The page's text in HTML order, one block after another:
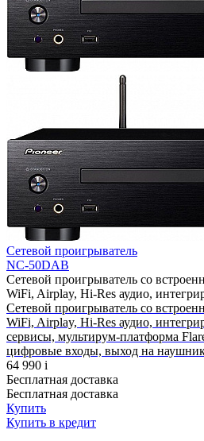
Сетевой проигрыватель
NC-50DAB
Сетевой проигрыватель со
WiFi, Airplay, Hi-Res аудио,
Сетевой проигрыватель со
WiFi, Airplay, Hi-Res аудио,
сервисы, мультирум-платформа
цифровые входы, выход на
64 990 i
Бесплатная доставка
Бесплатная доставка
Купить
Купить в кредит